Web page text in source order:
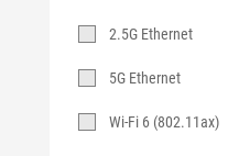
2.5G Ethernet
5G Ethernet
Wi-Fi 6 (802.11ax)